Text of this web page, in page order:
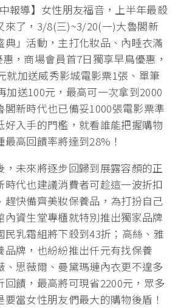
報導】女性朋友福音，上半年最殺
來了，3/8(三)~3/20(一)大魯閣新
典」活動，主打化妝品、內睡衣滿
，商場會員首7日獨享早鳥優惠，
就加送威秀影城電影票1張、單筆
加送100元，最高可一次拿到2000
閣新時代也已備妥1000張電影票準
好入手的門檻，就看誰能把握購物
高回饋率將達到28%！
，未來將逐步回歸到展露容顏的正
時代也建議消費者可趁這一波折扣
趕快備齊美妝保養品，為打扮自己
內資生堂專櫃就特別推出獨家品牌
民乳霜組將下殺到43折；高絲、雅
品牌，也紛紛推出仟元有找保養
、思薇爾、曼黛瑪璉內衣更不遑多
回饋，最高將可現省2200元，眾多
當女性朋友們最大的購物後盾！